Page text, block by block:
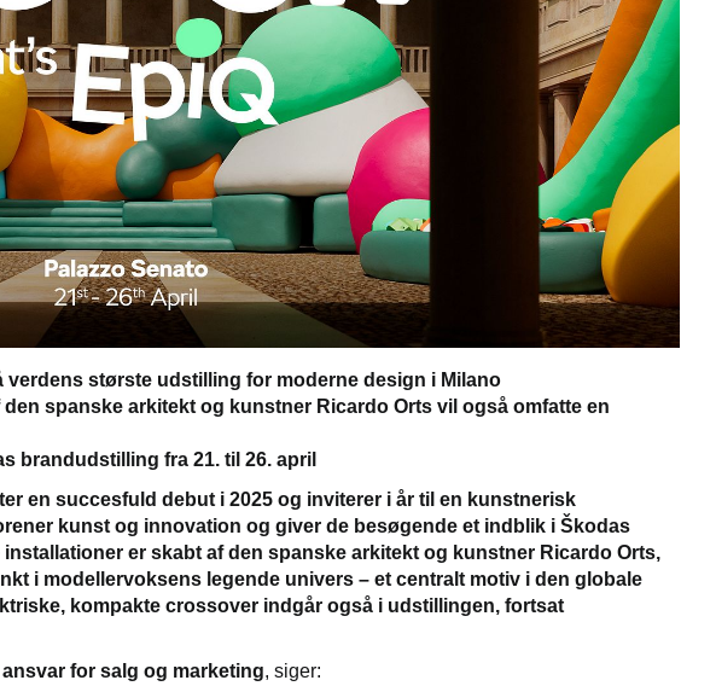
største udstilling for moderne design i Milano
spanske arkitekt og kunstner Ricardo Orts vil også omfatte en
brandudstilling fra 21. til 26. april
en succesfuld debut i 2025 og inviterer i år til en kunstnerisk
kunst og innovation og giver de besøgende et indblik i Škodas
er skabt af den spanske arkitekt og kunstner Ricardo Orts,
i modellervoksens legende univers – et centralt motiv i den globale
kompakte crossover indgår også i udstillingen, fortsat
for salg og marketing, siger: